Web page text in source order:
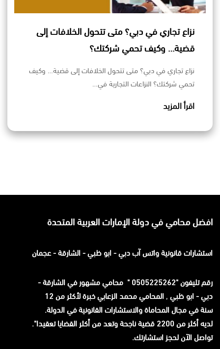
نزاع تجاري في دبي؟ متى تتحول الخلافات إلى
قضية… وكيف تحمي شركتك؟
نزاع تجاري في دبي؟ متى تتحول الخلافات إلى قضية… وكيف
تحمي شركتك؟ النزاعات التجارية في…
اقرأ المزيد
افضل محامي في دولة الإمارات العربية المتحدة
استشارات قانونيةواتس آبدبي - ابو ظبي - الشارقة - عجمان
رقم تليفون "0505225262 " محامي مشهور في الشارقة -
دبي - ابو ظبي ,
المحامي محمد الزعابي خبرة لأكثر من 12
سنة في مجال المحاماة والاستشارات القانونية في الدولة.
لديه أكثر من 2200 قضية ناجحة وتعد من أكثر القضايا تعقيدا".
تواصل الآن لحجز استشارتك.